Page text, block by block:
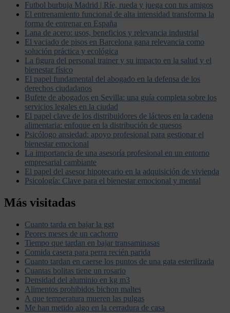
Futbol burbuja Madrid | Ríe, rueda y juega con tus amigos
El entrenamiento funcional de alta intensidad transforma la
forma de entrenar en España
Lana de acero: usos, beneficios y relevancia industrial
El vaciado de pisos en Barcelona gana relevancia como
solución práctica y ecológica
La figura del personal trainer y su impacto en la salud y el
bienestar físico
El papel fundamental del abogado en la defensa de los
derechos ciudadanos
Bufete de abogados en Sevilla: una guía completa sobre los
servicios legales en la ciudad
El papel clave de los distribuidores de lácteos en la cadena
alimentaria: enfoque en la distribución de quesos
Psicólogo ansiedad: apoyo profesional para gestionar el
bienestar emocional
La importancia de una asesoría profesional en un entorno
empresarial cambiante
El papel del asesor hipotecario en la adquisición de vivienda
Psicología: Clave para el bienestar emocional y mental
Más visitadas
Cuanto tarda en bajar la ggt
Peores meses de un cachorro
Tiempo que tardan en bajar transaminasas
Comida casera para perra recién parida
Cuanto tardan en caerse los puntos de una gata esterilizada
Cuantas bolitas tiene un rosario
Densidad del aluminio en kg m3
Alimentos prohibidos bichon maltes
A que temperatura mueren las pulgas
Me han metido algo en la cerradura de casa